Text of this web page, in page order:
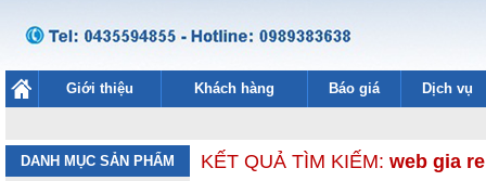
Giới thiệu Khách hàng Báo giá Dịch vụ
DANH MỤC SẢN PHẨM
KẾT QUẢ TÌM KIẾM: web gia